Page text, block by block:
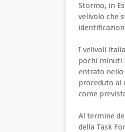
Stormo, in
velivolo che
I velivoli
pochi minuti
entrato nello
proceduto al
come
Al termine
della Task